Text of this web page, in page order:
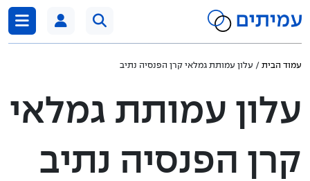
עמוד הבית / עלון עמותת גמלאי קרן הפנסיה נתיב
עלון עמותת גמלאי
קרן הפנסיה נתיב